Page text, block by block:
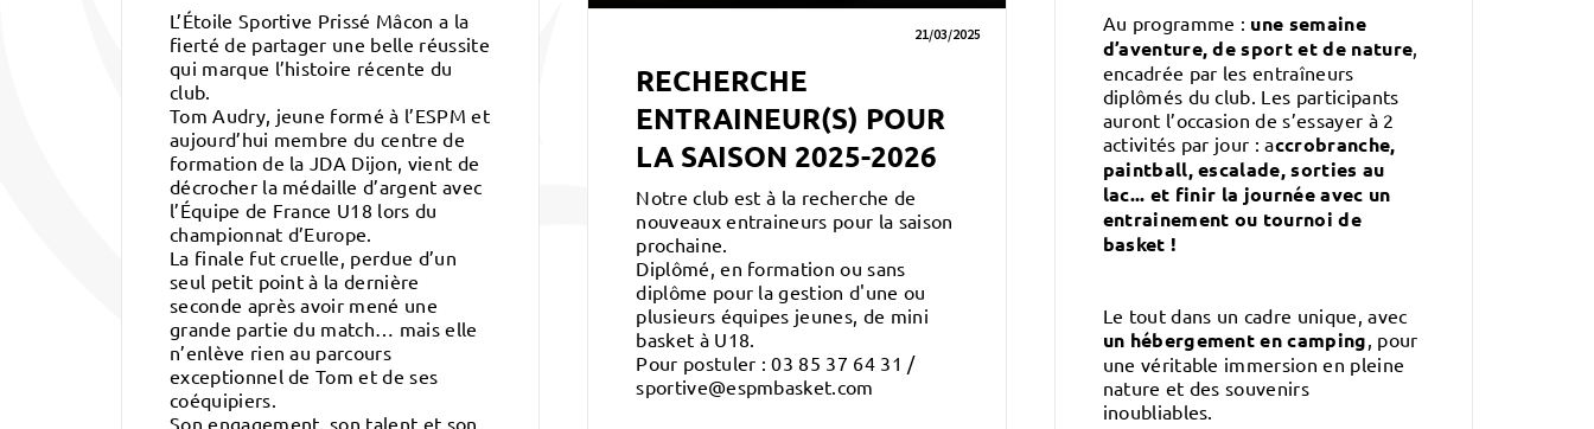
L’Étoile Sportive Prissé Mâcon a la
fierté de partager une belle réussite
qui marque l’histoire récente du
club.
Tom Audry, jeune formé à l’ESPM et
aujourd’hui membre du centre de
formation de la JDA Dijon, vient de
décrocher la médaille d’argent avec
l’Équipe de France U18 lors du
championnat d’Europe.
La finale fut cruelle, perdue d’un
seul petit point à la dernière
seconde après avoir mené une
grande partie du match… mais elle
n’enlève rien au parcours
exceptionnel de Tom et de ses
coéquipiers.
Son engagement, son talent et son
21/03/2025
RECHERCHE
ENTRAINEUR(S) POUR
LA SAISON 2025-2026
Notre club est à la recherche de
nouveaux entraineurs pour la saison
prochaine.
Diplômé, en formation ou sans
diplôme pour la gestion d'une ou
plusieurs équipes jeunes, de mini
basket à U18.
Pour postuler : 03 85 37 64 31 /
sportive@espmbasket.com
Au programme : une semaine
d’aventure, de sport et de nature
encadrée par les entraîneurs
diplômés du club. Les participants
auront l’occasion de s’essayer à 2
activités par jour : accrobranche,
paintball, escalade, sorties au
lac... et finir la journée avec un
entrainement ou tournoi de
basket !
Le tout dans un cadre unique, avec
un hébergement en camping , pour
une véritable immersion en pleine
nature et des souvenirs
inoubliables.